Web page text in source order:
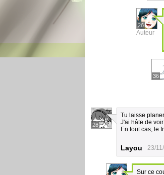
26
Auteur
36
26
Tu laisse
J'ai hâte de
En tout cas, le
Layou 23/
Sur ce